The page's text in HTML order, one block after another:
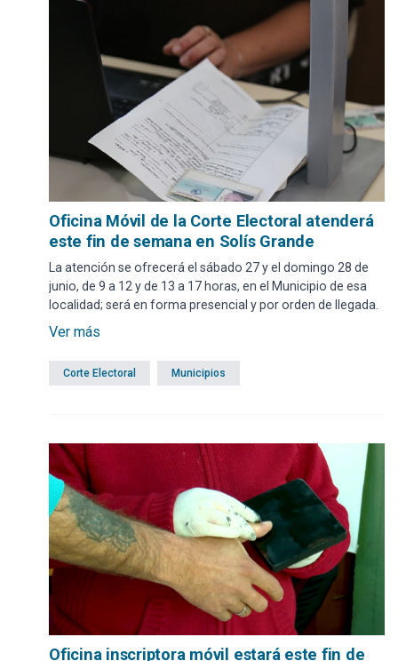
Oficina Móvil de la Corte Electoral atenderá
este fin de semana en Solís Grande
La atención se ofrecerá el sábado 27 y el domingo 28 de
junio, de 9 a 12 y de 13 a 17 horas, en el Municipio de esa
localidad; será en forma presencial y por orden de llegada.
Ver más
Corte Electoral Municipios
Oficina inscriptora móvil estará este fin de